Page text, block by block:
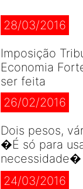
28/03/2016
Imposição
Economia
ser feita
26/02/2016
Dois pesos,
�É só para
necessidade�
24/03/2016